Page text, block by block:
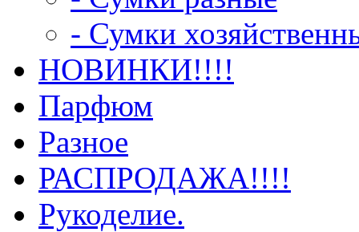
- Сумки
НОВИНКИ!!!!
Парфюм
Разное
РАСПРОДАЖА!!!!
Рукоделие.